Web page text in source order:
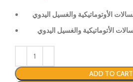
ADD TO CART